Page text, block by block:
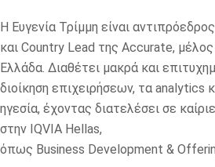
Η Ευγενία Τρίμμη είναι αντιπρόεδρος
και Country Lead της Accurate,
Ελλάδα. Διαθέτει μακρά και
διοίκηση επιχειρήσεων, τα analytics
ηγεσία, έχοντας διατελέσει σε
στην IQVIA Hellas,
όπως Business Development &